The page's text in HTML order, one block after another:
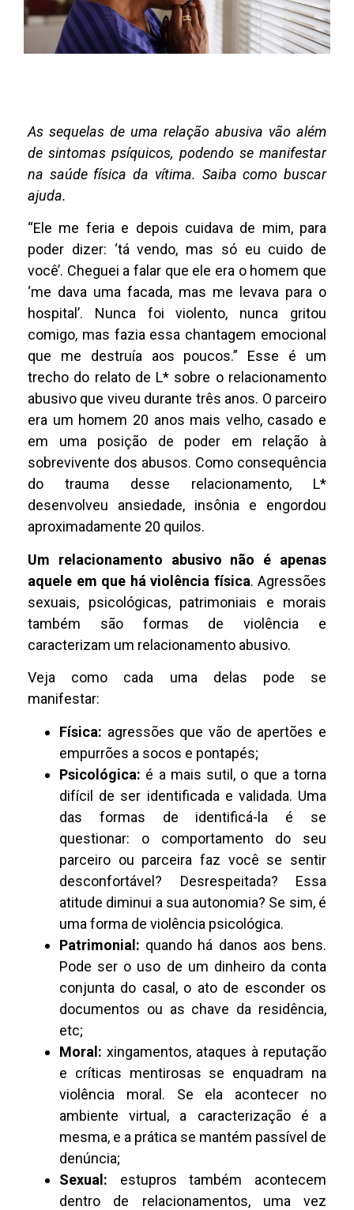
As sequelas de uma relação abusiva vão além
de sintomas psíquicos, podendo se manifestar
na saúde física da vítima. Saiba como buscar
ajuda.
“Ele me feria e depois cuidava de mim, para
poder dizer: ‘tá vendo, mas só eu cuido de
você’. Cheguei a falar que ele era o homem que
‘me dava uma facada, mas me levava para o
hospital’. Nunca foi violento, nunca gritou
comigo, mas fazia essa chantagem emocional
que me destruía aos poucos.” Esse é um
trecho do relato de L* sobre o relacionamento
abusivo que viveu durante três anos. O parceiro
era um homem 20 anos mais velho, casado e
em uma posição de poder em relação à
sobrevivente dos abusos. Como consequência
do trauma desse relacionamento, L*
desenvolveu ansiedade, insônia e engordou
aproximadamente 20 quilos.
Um relacionamento abusivo não é apenas
aquele em que há violência física. Agressões
sexuais, psicológicas, patrimoniais e morais
também são formas de violência e
caracterizam um relacionamento abusivo.
Veja como cada uma delas pode se
manifestar:
Física: agressões que vão de apertões e
empurrões a socos e pontapés;
Psicológica: é a mais sutil, o que a torna
difícil de ser identificada e validada. Uma
das formas de identificá-la é se
questionar: o comportamento do seu
parceiro ou parceira faz você se sentir
desconfortável? Desrespeitada? Essa
atitude diminui a sua autonomia? Se sim, é
uma forma de violência psicológica.
Patrimonial: quando há danos aos bens.
Pode ser o uso de um dinheiro da conta
conjunta do casal, o ato de esconder os
documentos ou as chave da residência,
etc;
Moral: xingamentos, ataques à reputação
e críticas mentirosas se enquadram na
violência moral. Se ela acontecer no
ambiente virtual, a caracterização é a
mesma, e a prática se mantém passível de
denúncia;
Sexual: estupros também acontecem
dentro de relacionamentos, uma vez